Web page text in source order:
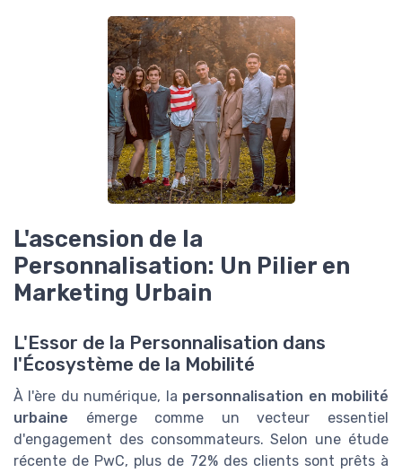
L'ascension de la
Personnalisation: Un Pilier en
Marketing Urbain
L'Essor de la Personnalisation dans
l'Écosystème de la Mobilité
À l'ère du numérique, la personnalisation en mobilité
urbaine émerge comme un vecteur essentiel
d'engagement des consommateurs. Selon une étude
récente de PwC, plus de 72% des clients sont prêts à